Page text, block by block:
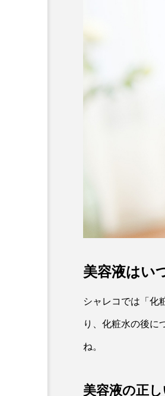
美容液はい
シャレコでは「化
り、化粧水の後に
ね。
美容液の正
敏